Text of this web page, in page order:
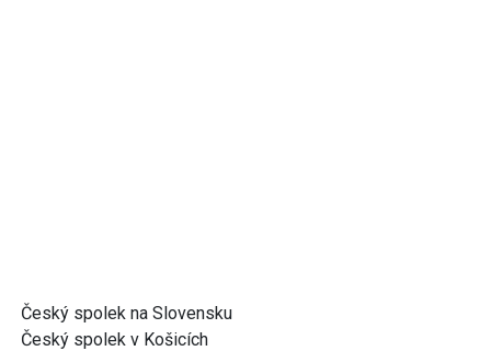
Český spolek na Slovensku
Český spolek v Košicích